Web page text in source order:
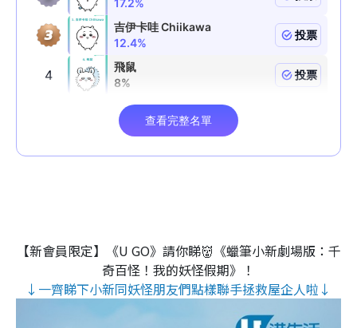
【新會員限定】《U GO》請你睇👹《蠟筆小新劇場版：千
奇百怪！我的妖怪假期》！
↓一齊睇下小新同妖怪朋友們點樣聯手拯救屋企人啦↓